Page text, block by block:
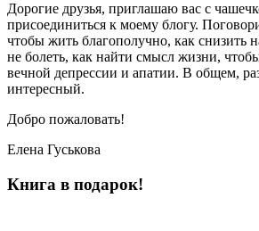
Дорогие друзья, приглашаю вас с
присоединиться к моему блогу.
чтобы жить благополучно, как снизить
не болеть, как найти смысл жизни,
вечной депрессии и апатии. В общем,
интересный.
Добро пожаловать!
Елена Гуськова
Книга в подарок!